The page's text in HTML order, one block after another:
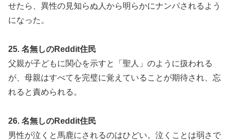
せたら、異性の見知らぬ人から明らかにナンパされるよう
になった。
25. 名無しのReddit住民
父親が子どもに関心を示すと「聖人」のように扱われる
が、母親はすべてを完璧に覚えていることが期待され、忘
れると責められる。
26. 名無しのReddit住民
男性が泣くと馬鹿にされるのはひどい。泣くことは弱さで